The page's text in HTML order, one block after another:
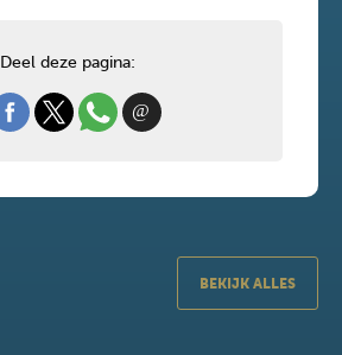
Deel deze pagina:
BEKIJK ALLES